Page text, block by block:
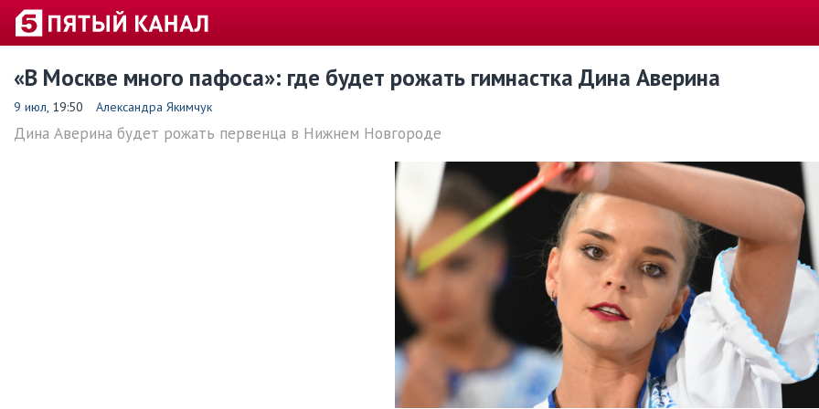
«В Москве много пафоса»: где будет рожать гимнастка Дина Аверина
9 июл, 19:50 Александра Якимчук
Дина Аверина будет рожать первенца в Нижнем Новгороде